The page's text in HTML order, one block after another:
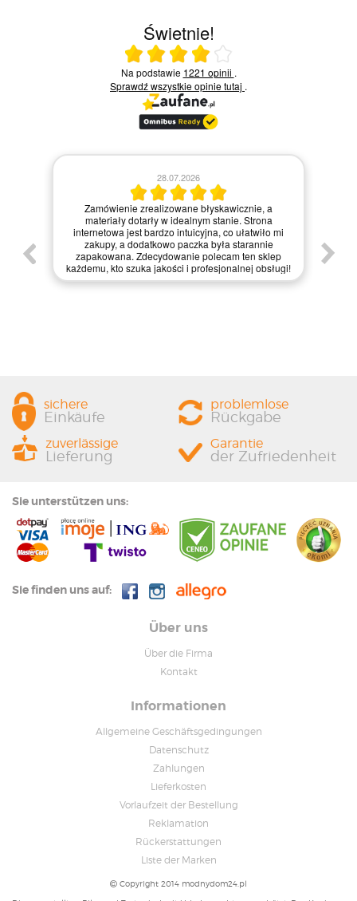
Świetnie!
Ocena średnia 4 na 5
Na podstawie 1221 opinii .
Sprawdź wszystkie opinietutaj .
28.07.2026
Zamówienie zrealizowane błyskawicznie, a
materiały dotarły w idealnym stanie. Strona
internetowa jest bardzo intuicyjna, co ułatwiło mi
zakupy, a dodatkowo paczka była starannie
zapakowana. Zdecydowanie polecam ten sklep
każdemu, kto szuka jakości i profesjonalnej obsługi!
sichere
Einkäufe
problemlose
Rückgabe
zuverlässige
Lieferung
Garantie
der Zufriedenheit
Sie unterstützen uns:
Sie finden uns auf:
Über uns
Über die Firma
Kontakt
Informationen
Allgemeine Geschäftsgedingungen
Datenschutz
Zahlungen
Lieferkosten
Vorlaufzeit der Bestellung
Reklamation
Rückerstattungen
Liste der Marken
Copyright 2014 modnydom24.pl